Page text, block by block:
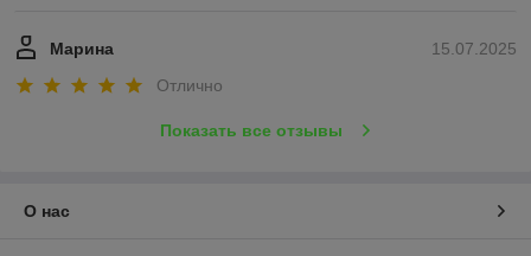
15.07.2025
Марина
Отлично
Показать все отзывы
О нас